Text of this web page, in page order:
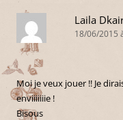
Laila
18/06/2015
Moi je veux jouer !! Je
enviiiiiiie !
Bisous